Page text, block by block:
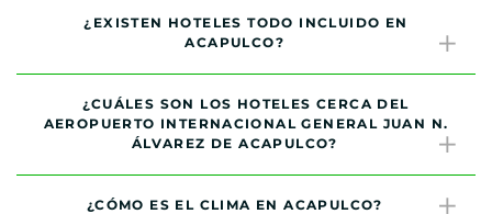
¿EXISTEN HOTELES TODO INCLUIDO EN
ACAPULCO?
¿CUÁLES SON LOS HOTELES CERCA DEL
AEROPUERTO INTERNACIONAL GENERAL JUAN N.
ÁLVAREZ DE ACAPULCO?
¿CÓMO ES EL CLIMA EN ACAPULCO?